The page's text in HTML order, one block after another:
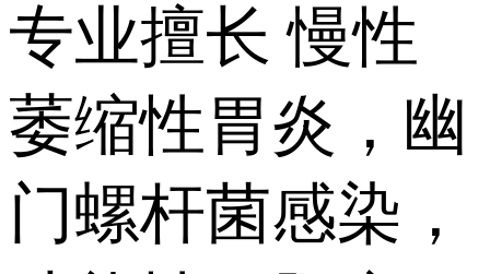
专业擅长 慢性
萎缩性胃炎，幽
门螺杆菌感染，